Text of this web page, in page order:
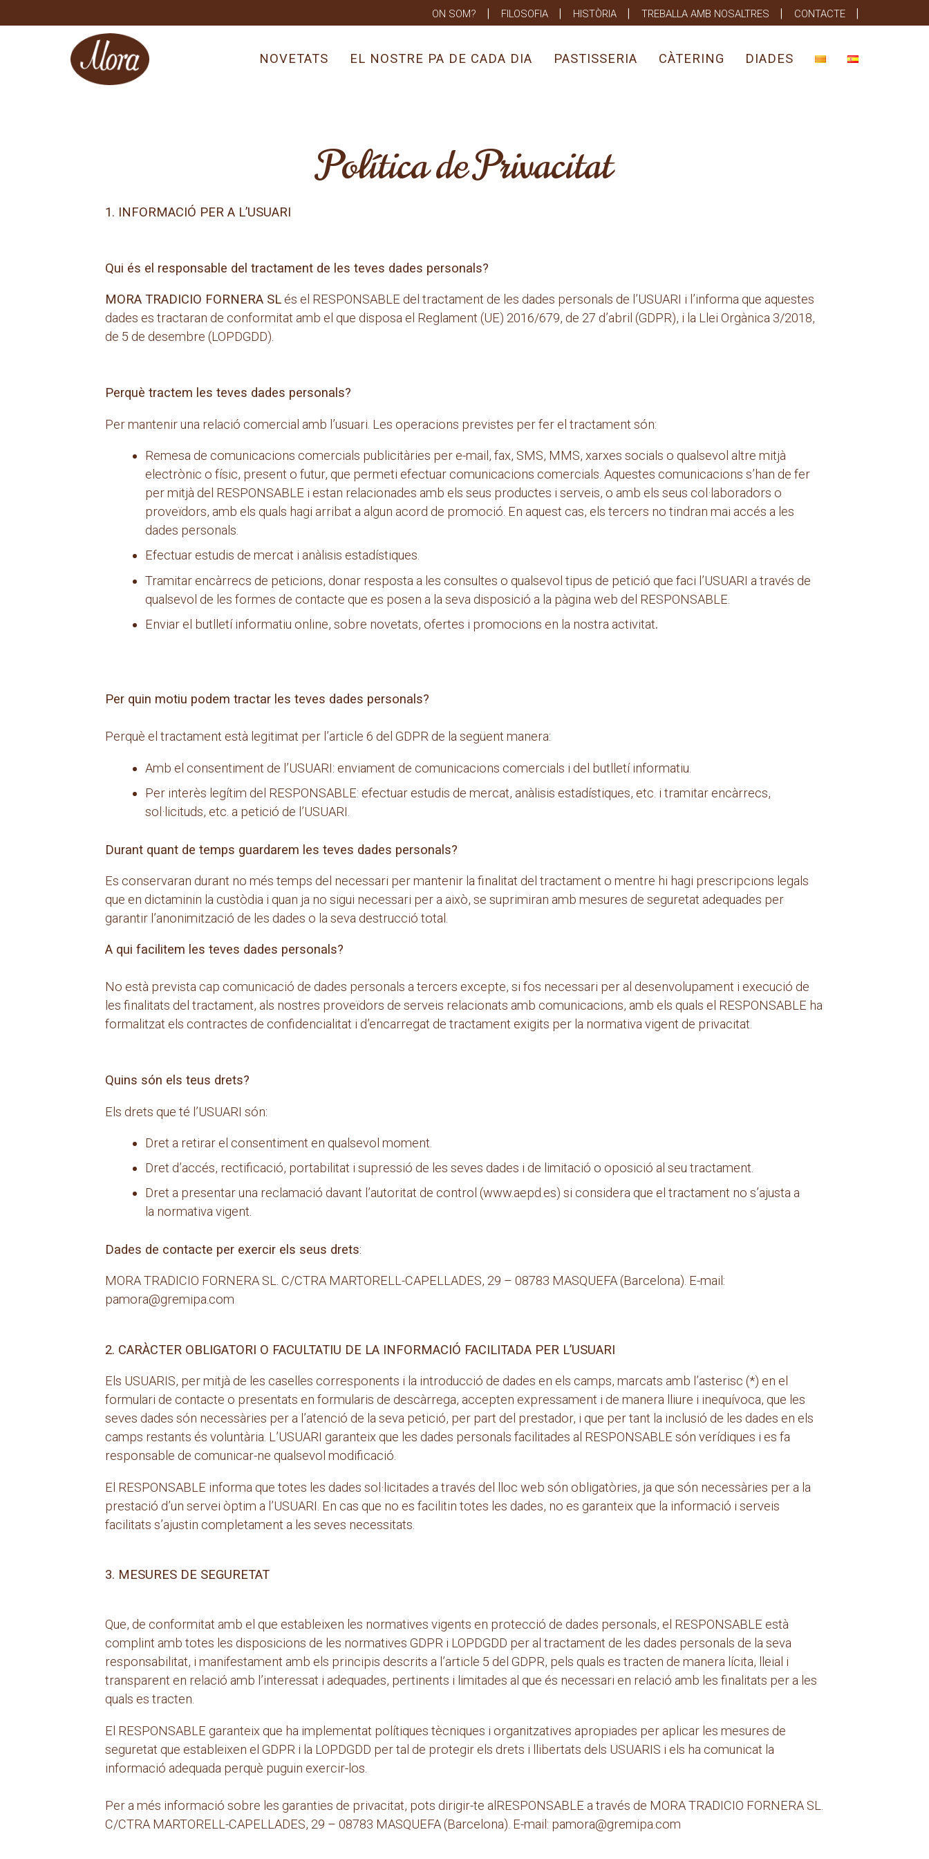
to
ON SOM? FILOSOFIA HISTÒRIA TREBALLA AMB NOSALTRES CONTACTE
NOVETATS EL NOSTRE PA DE CADA DIA PASTISSERIA CÀTERING DIADES
Política de Privacitat
1. INFORMACIÓ PER A L’USUARI
Qui és el responsable del tractament de les teves dades personals?
MORA TRADICIO FORNERA SLés el RESPONSABLE del tractament de les dades personals de l’USUARI i l’informa que aquestes
dades es tractaran de conformitat amb el que disposa el Reglament (UE) 2016/679, de 27 d’abril (GDPR), i la Llei Orgànica 3/2018,
de 5 de desembre (LOPDGDD).
Perquè tractem les teves dades personals?
Per mantenir una relació comercial amb l’usuari. Les operacions previstes per fer el tractament són:
Remesa de comunicacions comercials publicitàries per e-mail, fax, SMS, MMS, xarxes socials o qualsevol altre mitjà
electrònic o físic, present o futur, que permeti efectuar comunicacions comercials. Aquestes comunicacions s’han de fer
per mitjà del RESPONSABLE i estan relacionades amb els seus productes i serveis, o amb els seus col·laboradors o
proveïdors, amb els quals hagi arribat a algun acord de promoció. En aquest cas, els tercers no tindran mai accés a les
dades personals.
Efectuar estudis de mercat i anàlisis estadístiques.
Tramitar encàrrecs de peticions, donar resposta a les consultes o qualsevol tipus de petició que faci l’USUARI a través de
qualsevol de les formes de contacte que es posen a la seva disposició a la pàgina web del RESPONSABLE.
Enviar el butlletí informatiu online, sobre novetats, ofertes i promocions en la nostra activitat.
Per quin motiu podem tractar les teves dades personals?
Perquè el tractament està legitimat per l’article 6 del GDPR de la següent manera:
Amb el consentiment de l’USUARI: enviament de comunicacions comercials i del butlletí informatiu.
Per interès legítim del RESPONSABLE: efectuar estudis de mercat, anàlisis estadístiques, etc. i tramitar encàrrecs,
sol·licituds, etc. a petició de l’USUARI.
Durant quant de temps guardarem les teves dades personals?
Es conservaran durant no més temps del necessari per mantenir la finalitat del tractament o mentre hi hagi prescripcions legals
que en dictaminin la custòdia i quan ja no sigui necessari per a això, se suprimiran amb mesures de seguretat adequades per
garantir l’anonimització de les dades o la seva destrucció total.
A qui facilitem les teves dades personals?
No està prevista cap comunicació de dades personals a tercers excepte, si fos necessari per al desenvolupament i execució de
les finalitats del tractament, als nostres proveïdors de serveis relacionats amb comunicacions, amb els quals el RESPONSABLE ha
formalitzat els contractes de confidencialitat i d’encarregat de tractament exigits per la normativa vigent de privacitat.
Quins són els teus drets?
Els drets que té l’USUARI són:
Dret a retirar el consentiment en qualsevol moment.
Dret d’accés, rectificació, portabilitat i supressió de les seves dades i de limitació o oposició al seu tractament.
Dret a presentar una reclamació davant l’autoritat de control (www.aepd.es) si considera que el tractament no s’ajusta a
la normativa vigent.
Dades de contacte per exercir els seus drets:
MORA TRADICIO FORNERA SL. C/CTRA MARTORELL-CAPELLADES, 29 – 08783 MASQUEFA (Barcelona). E-mail:
pamora@gremipa.com
2. CARÀCTER OBLIGATORI O FACULTATIU DE LA INFORMACIÓ FACILITADA PER L’USUARI
Els USUARIS, per mitjà de les caselles corresponents i la introducció de dades en els camps, marcats amb l’asterisc (*) en el
formulari de contacte o presentats en formularis de descàrrega, accepten expressament i de manera lliure i inequívoca, que les
seves dades són necessàries per a l’atenció de la seva petició, per part del prestador, i que per tant la inclusió de les dades en els
camps restants és voluntària. L’USUARI garanteix que les dades personals facilitades al RESPONSABLE són verídiques i es fa
responsable de comunicar-ne qualsevol modificació.
El RESPONSABLE informa que totes les dades sol·licitades a través del lloc web són obligatòries, ja que són necessàries per a la
prestació d’un servei òptim a l’USUARI. En cas que no es facilitin totes les dades, no es garanteix que la informació i serveis
facilitats s’ajustin completament a les seves necessitats.
3. MESURES DE SEGURETAT
Que, de conformitat amb el que estableixen les normatives vigents en protecció de dades personals, el RESPONSABLE està
complint amb totes les disposicions de les normatives GDPR i LOPDGDD per al tractament de les dades personals de la seva
responsabilitat, i manifestament amb els principis descrits a l’article 5 del GDPR, pels quals es tracten de manera lícita, lleial i
transparent en relació amb l’interessat i adequades, pertinents i limitades al que és necessari en relació amb les finalitats per a les
quals es tracten.
El RESPONSABLE garanteix que ha implementat polítiques tècniques i organitzatives apropiades per aplicar les mesures de
seguretat que estableixen el GDPR i la LOPDGDD per tal de protegir els drets i llibertats dels USUARIS i els ha comunicat la
informació adequada perquè puguin exercir-los.
Per a més informació sobre les garanties de privacitat, pots dirigir-te alRESPONSABLE a través de MORA TRADICIO FORNERA SL.
C/CTRA MARTORELL-CAPELLADES, 29 – 08783 MASQUEFA (Barcelona). E-mail: pamora@gremipa.com